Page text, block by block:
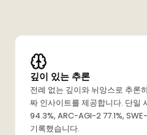
깊이 있는 추론
전례 없는 깊이와 뉘앙스로 추론
짜 인사이트를 제공합니다. 단
94.3%, ARC-AGI-2 77.1%,
기록했습니다.